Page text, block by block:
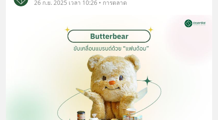
26 ก.ย. 2025 เวลา 10:26 • การตลาด